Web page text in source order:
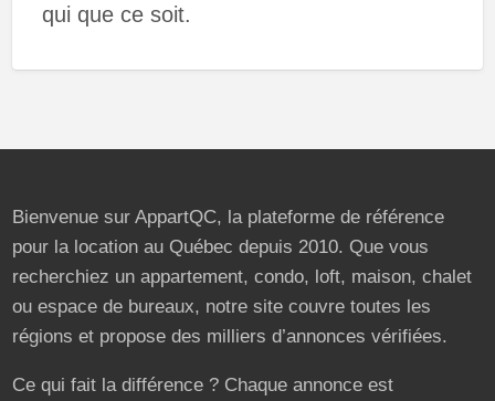
qui que ce soit.
Bienvenue sur AppartQC, la plateforme de référence
pour la location au Québec depuis 2010. Que vous
recherchiez un appartement, condo, loft, maison, chalet
ou espace de bureaux, notre site couvre toutes les
régions et propose des milliers d’annonces vérifiées.
Ce qui fait la différence ? Chaque annonce est